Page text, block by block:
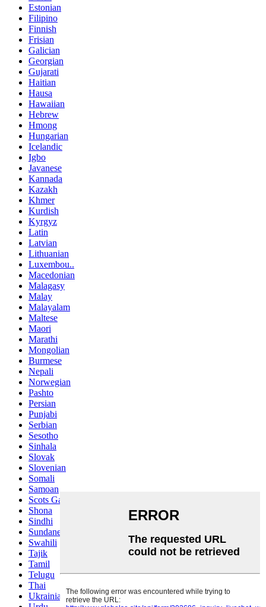
Estonian
Filipino
Finnish
Frisian
Galician
Georgian
Gujarati
Haitian
Hausa
Hawaiian
Hebrew
Hmong
Hungarian
Icelandic
Igbo
Javanese
Kannada
Kazakh
Khmer
Kurdish
Kyrgyz
Latin
Latvian
Lithuanian
Luxembou..
Macedonian
Malagasy
Malay
Malayalam
Maltese
Maori
Marathi
Mongolian
Burmese
Nepali
Norwegian
Pashto
Persian
Punjabi
Serbian
Sesotho
Sinhala
Slovak
Slovenian
Somali
Samoan
Scots Gaelic
Shona
Sindhi
Sundanese
Swahili
Tajik
Tamil
Telugu
Thai
Ukrainian